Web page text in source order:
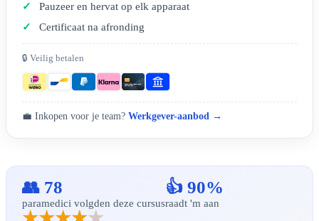
Pauzeer en hervat op elk apparaat
Certificaat na afronding
🔒 Veilig betalen
💼 Inkopen voor je team? Werkgever-aanbod →
👥 78
paramedici volgden deze cursus
👍 90%
raadt 'm aan